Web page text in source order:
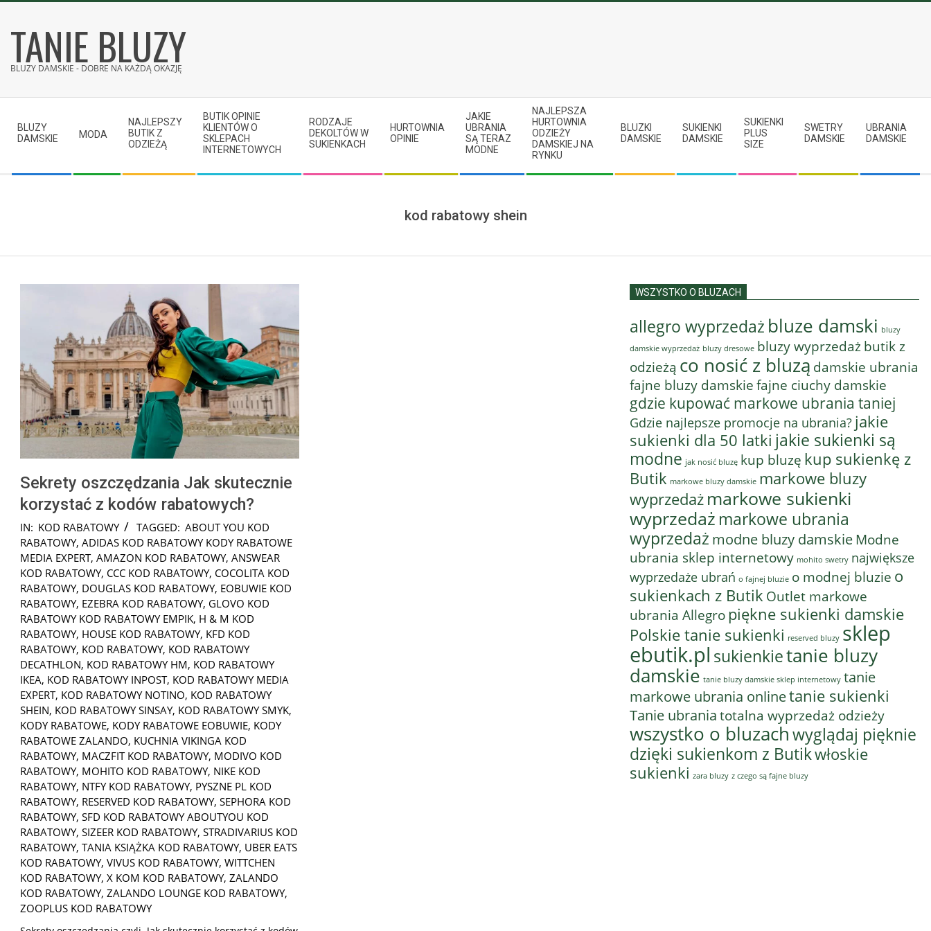
content
TANIE BLUZY
BLUZY DAMSKIE - DOBRE NA KAŻDĄ OKAZJĘ
Navigation
Menu
BLUZY
DAMSKIE
MODA
NAJLEPSZY
BUTIK Z
ODZIEŻĄ
BUTIK OPINIE
KLIENTÓW O
SKLEPACH
INTERNETOWYCH
RODZAJE
DEKOLTÓW W
SUKIENKACH
HURTOWNIA
OPINIE
JAKIE
UBRANIA
SĄ TERAZ
MODNE
NAJLEPSZA
HURTOWNIA
ODZIEŻY
DAMSKIEJ NA
RYNKU
BLUZKI
DAMSKIE
SUKIENKI
DAMSKIE
SUKIENKI
PLUS
SIZE
SWETRY
DAMSKIE
UBRANIA
DAMSKIE
kod rabatowy shein
Sekrety oszczędzania Jak skutecznie
korzystać z kodów rabatowych?
2025-
01-
24
IN: KOD RABATOWY TAGGED: ABOUT YOU KOD
RABATOWY, ADIDAS KOD RABATOWY KODY RABATOWE
MEDIA EXPERT, AMAZON KOD RABATOWY, ANSWEAR
KOD RABATOWY, CCC KOD RABATOWY, COCOLITA KOD
RABATOWY, DOUGLAS KOD RABATOWY, EOBUWIE KOD
RABATOWY, EZEBRA KOD RABATOWY, GLOVO KOD
RABATOWY KOD RABATOWY EMPIK, H & M KOD
RABATOWY, HOUSE KOD RABATOWY, KFD KOD
RABATOWY, KOD RABATOWY, KOD RABATOWY
DECATHLON, KOD RABATOWY HM, KOD RABATOWY
IKEA, KOD RABATOWY INPOST, KOD RABATOWY MEDIA
EXPERT, KOD RABATOWY NOTINO, KOD RABATOWY
SHEIN, KOD RABATOWY SINSAY, KOD RABATOWY SMYK,
KODY RABATOWE, KODY RABATOWE EOBUWIE, KODY
RABATOWE ZALANDO, KUCHNIA VIKINGA KOD
RABATOWY, MACZFIT KOD RABATOWY, MODIVO KOD
RABATOWY, MOHITO KOD RABATOWY, NIKE KOD
RABATOWY, NTFY KOD RABATOWY, PYSZNE PL KOD
RABATOWY, RESERVED KOD RABATOWY, SEPHORA KOD
RABATOWY, SFD KOD RABATOWY ABOUTYOU KOD
RABATOWY, SIZEER KOD RABATOWY, STRADIVARIUS KOD
RABATOWY, TANIA KSIĄŻKA KOD RABATOWY, UBER EATS
KOD RABATOWY, VIVUS KOD RABATOWY, WITTCHEN
KOD RABATOWY, X KOM KOD RABATOWY, ZALANDO
KOD RABATOWY, ZALANDO LOUNGE KOD RABATOWY,
ZOOPLUS KOD RABATOWY
WSZYSTKO O BLUZACH
allegro wyprzedaż bluze damski bluzy
damskie wyprzedaż bluzy dresowe bluzy wyprzedaż butik z
odzieżą co nosić z bluzą damskie ubrania
fajne bluzy damskiefajne ciuchy damskie
gdzie kupować markowe ubrania taniej
Gdzie najlepsze promocje na ubrania? jakie
sukienki dla 50 latki jakie sukienki są
modne jak nosić bluzę kup bluzę kup sukienkę z
Butik markowe bluzy damskie markowe bluzy
wyprzedaż markowe sukienki
wyprzedaż markowe ubrania
wyprzedaż modne bluzy damskie Modne
ubrania sklep internetowy mohito swetry największe
wyprzedaże ubrań o fajnej bluzie o modnej bluzie o
sukienkach z Butik Outlet markowe
ubrania Allegropiękne sukienki damskie
Polskie tanie sukienki reserved bluzy sklep
ebutik.pl sukienkietanie bluzy
damskie tanie bluzy damskie sklep internetowy tanie
markowe ubrania onlinetanie sukienki
Tanie ubrania totalna wyprzedaż odzieży
wszystko o bluzachwyglądaj pięknie
dzięki sukienkom z Butikwłoskie
sukienki zara bluzy z czego są fajne bluzy